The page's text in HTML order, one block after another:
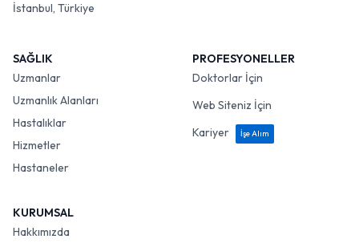
İstanbul, Türkiye
SAĞLIK
Uzmanlar
Uzmanlık Alanları
Hastalıklar
Hizmetler
Hastaneler
PROFESYONELLER
Doktorlar İçin
Web Siteniz İçin
Kariyer
İşe Alım
KURUMSAL
Hakkımızda